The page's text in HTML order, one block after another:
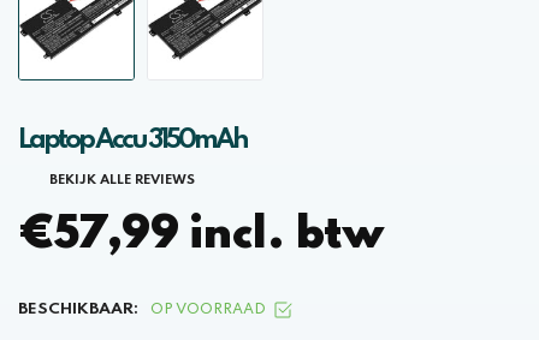
Laptop Accu 3150mAh
BEKIJK ALLE REVIEWS
€57,99 incl. btw
BESCHIKBAAR: OP VOORRAAD